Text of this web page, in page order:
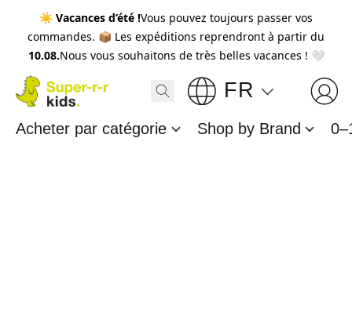
☀️ Vacances d’été !Vous pouvez toujours passer vos
commandes. 📦 Les expéditions reprendront à partir du
10.08.Nous vous souhaitons de très belles vacances ! 🤍
FR
Acheter par catégorie Shop by Brand